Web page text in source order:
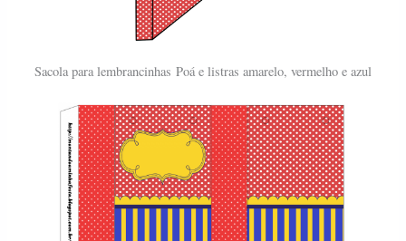
Sacola para lembrancinhas Poá e listras amarelo, vermelho e azul